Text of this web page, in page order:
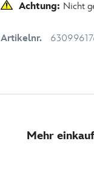
Achtung: Nicht
Artikelnr.
Mehr